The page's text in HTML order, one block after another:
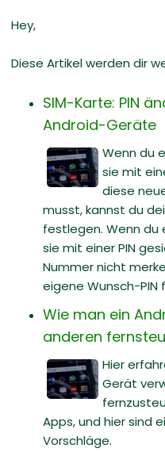
Hey,
Diese Artikel werden dir
SIM-Karte: PIN
Android-Geräte
Wenn du
sie mit
diese
musst, kannst du
festlegen. Wenn du
sie mit einer PIN
Nummer nicht
eigene Wunsch-PIN
Wie man ein
anderen
Hier
Gerät
Apps, und hier sind
Vorschläge.